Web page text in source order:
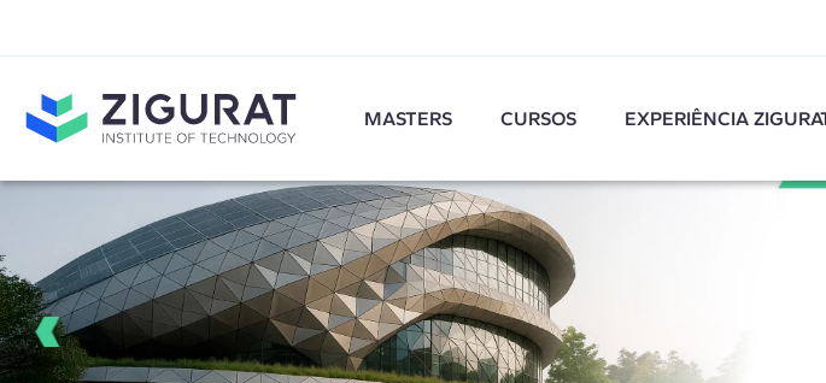
MASTERS CURSOS EXPERIÊNCIA